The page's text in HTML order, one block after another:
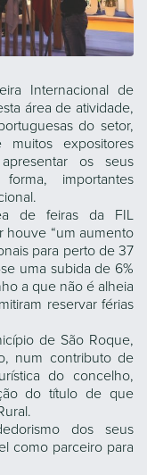
Internacional de
área de atividade,
do setor,
expositores
os seus
importantes
de feiras da FIL
houve “um aumento
para perto de 37
uma subida de 6%
a que não é alheia
reservar férias
de São Roque,
num contributo de
do concelho,
do título de que
dos seus
como parceiro para